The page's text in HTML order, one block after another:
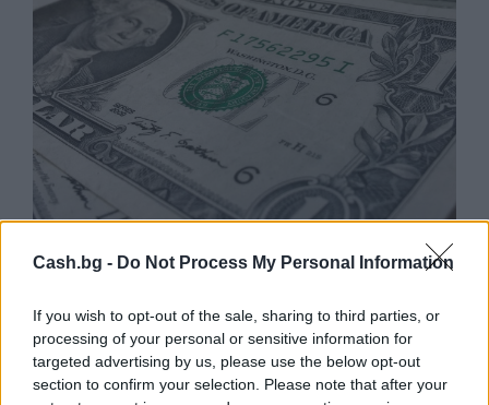
Cash.bg - Do Not Process My Personal Information
If you wish to opt-out of the sale, sharing to third parties, or
processing of your personal or sensitive information for
targeted advertising by us, please use the below opt-out
section to confirm your selection. Please note that after your
Търговският дефицит на САЩ с ЕС е
нараснал с 36,4% през юни
04.08.2026 / 16:00